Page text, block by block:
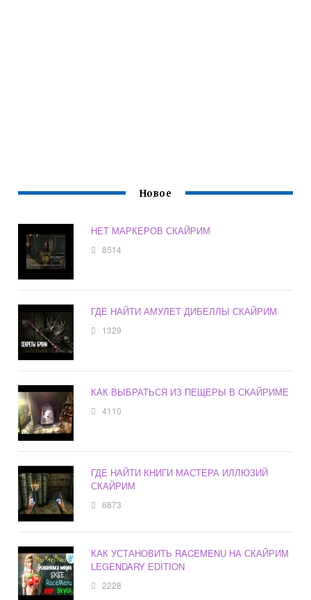
Новое
НЕТ МАРКЕРОВ СКАЙРИМ
8514
ГДЕ НАЙТИ АМУЛЕТ ДИБЕЛЛЫ СКАЙРИМ
1329
КАК ВЫБРАТЬСЯ ИЗ ПЕЩЕРЫ В СКАЙРИМЕ
4110
ГДЕ НАЙТИ КНИГИ МАСТЕРА ИЛЛЮЗИЙ
СКАЙРИМ
6873
КАК УСТАНОВИТЬ RACEMENU НА СКАЙРИМ
LEGENDARY EDITION
2228